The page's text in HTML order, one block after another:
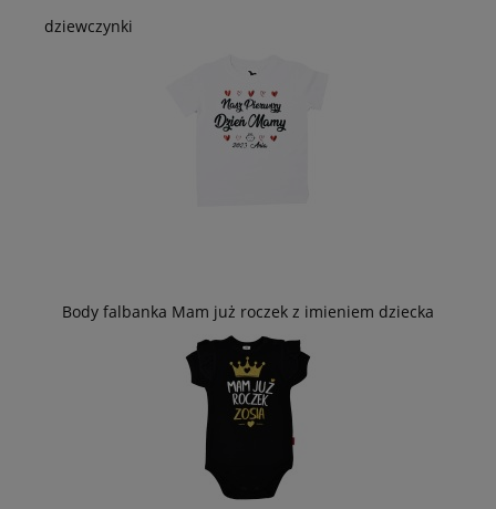
dziewczynki
Body falbanka Mam już roczek z imieniem dziecka